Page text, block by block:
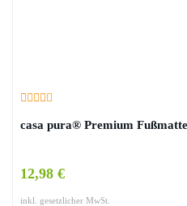
casa pura® Premium
12,98 €
inkl. gesetzlicher MwSt.